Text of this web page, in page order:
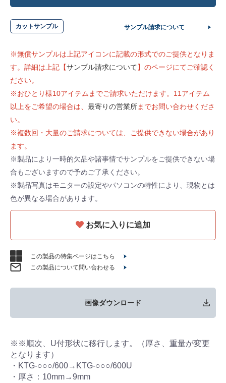
カットサンプル サンプル請求について
※無償サンプルは上記アイコンに記載の形式でのご提供となりま
す。詳細は上記【サンプル請求について】のページにてご確認く
ださい。
※おひとり様10アイテムまでご請求いただけます。11アイテム
以上をご希望の場合は、 最寄りの営業所までお問い合わせくださ
い。
※複数回・大量のご請求については、ご提供できない場合があり
ます。
※製品により一時的欠品や諸事情でサンプルをご提供できない場
合もございますので予めご了承ください。
※製品写真はモニターの設定やパソコンの特性により、現物とは
色が異なる場合があります。
お気に入りに追加
この製品の特集ページはこちら
この製品について問い合わせる
画像ダウンロード
※※順次、U付形状に移行します。（厚さ、重量が変更
となります）
・KTG-○○○/600→KTG-○○○/600U
・厚さ：10mm→9mm